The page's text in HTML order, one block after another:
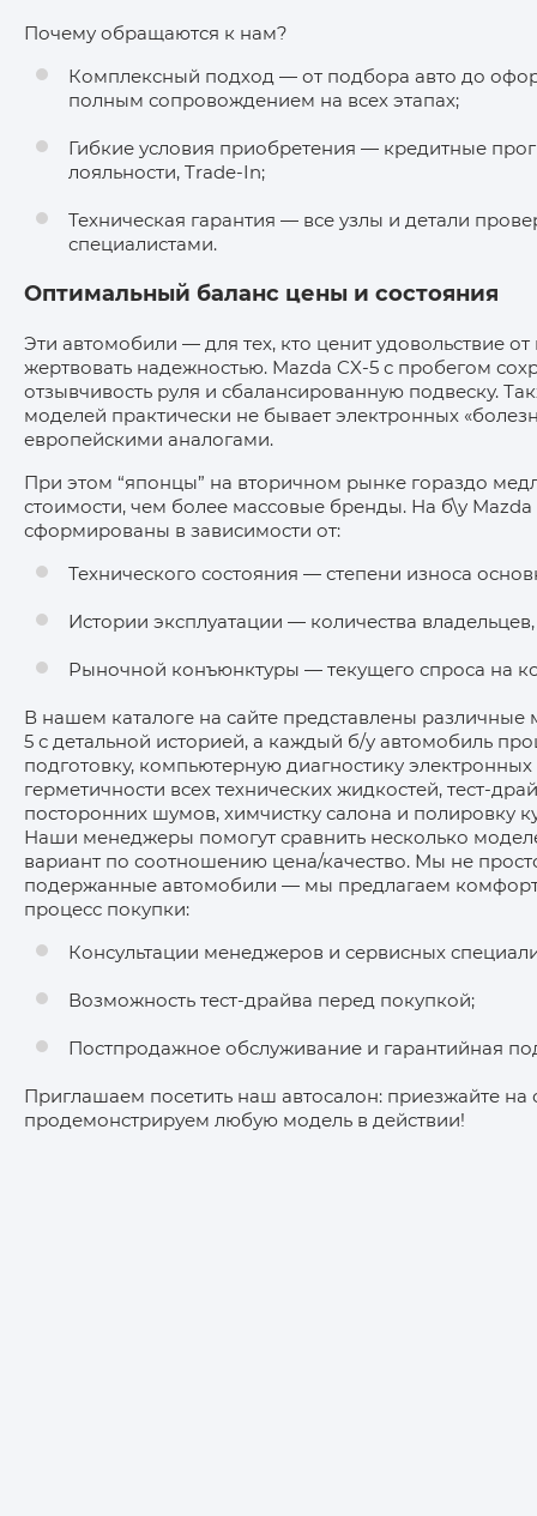
Почему обращаются к нам?
Комплексный подход — от подбора авто до
полным сопровождением на всех этапах;
Гибкие условия приобретения — кредитные
лояльности, Trade-In;
Техническая гарантия — все узлы и детали
специалистами.
Оптимальный баланс цены и состояния
Эти автомобили — для тех, кто ценит удовольствие
жертвовать надежностью. Mazda CX‑5 с пробегом
отзывчивость руля и сбалансированную подвеску.
моделей практически не бывает электронных
европейскими аналогами.
При этом “японцы” на вторичном рынке гораздо
стоимости, чем более массовые бренды. На б\у Mazda
сформированы в зависимости от:
Технического состояния — степени износа
Истории эксплуатации — количества
Рыночной конъюнктуры — текущего спроса на
В нашем каталоге на сайте представлены
5 с детальной историей, а каждый б/у автомобиль
подготовку, компьютерную диагностику
герметичности всех технических жидкостей, тест-
посторонних шумов, химчистку салона и полировку
Наши менеджеры помогут сравнить несколько
вариант по соотношению цена/качество. Мы не
подержанные автомобили — мы предлагаем
процесс покупки:
Консультации менеджеров и сервисных
Возможность тест-драйва перед покупкой;
Постпродажное обслуживание и гарантийная
Приглашаем посетить наш автосалон: приезжайте
продемонстрируем любую модель в действии!